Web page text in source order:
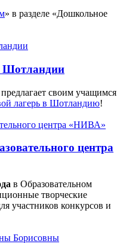
» в разделе «Дошкольное
Шотландии
своим учащимся
лагерь в Шотландию!
центра
в Образовательном
творческие
участников конкурсов и